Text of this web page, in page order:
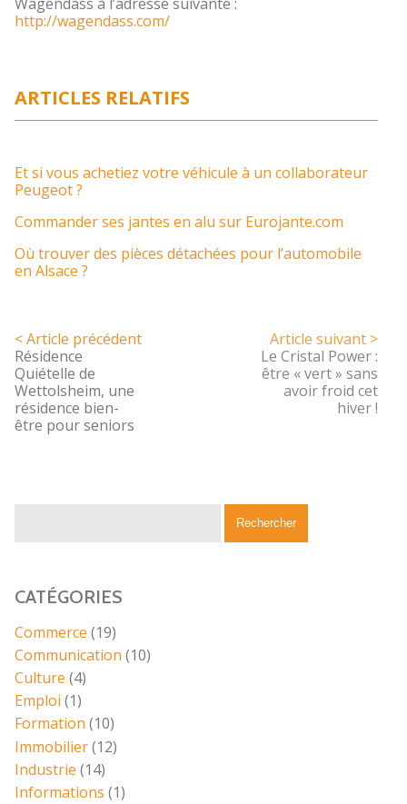
http://wagendass.com/
ARTICLES RELATIFS
Et si vous achetiez votre véhicule à un collaborateur
Peugeot ?
Commander ses jantes en alu sur Eurojante.com
Où trouver des pièces détachées pour l’automobile
en Alsace ?
< Article précédent
Résidence
Quiételle de
Wettolsheim, une
résidence bien-
être pour seniors
Article suivant >
Le Cristal Power :
être « vert » sans
avoir froid cet
hiver !
CATÉGORIES
Commerce (19)
Communication (10)
Culture (4)
Emploi (1)
Formation (10)
Immobilier(12)
Industrie (14)
Informations (1)